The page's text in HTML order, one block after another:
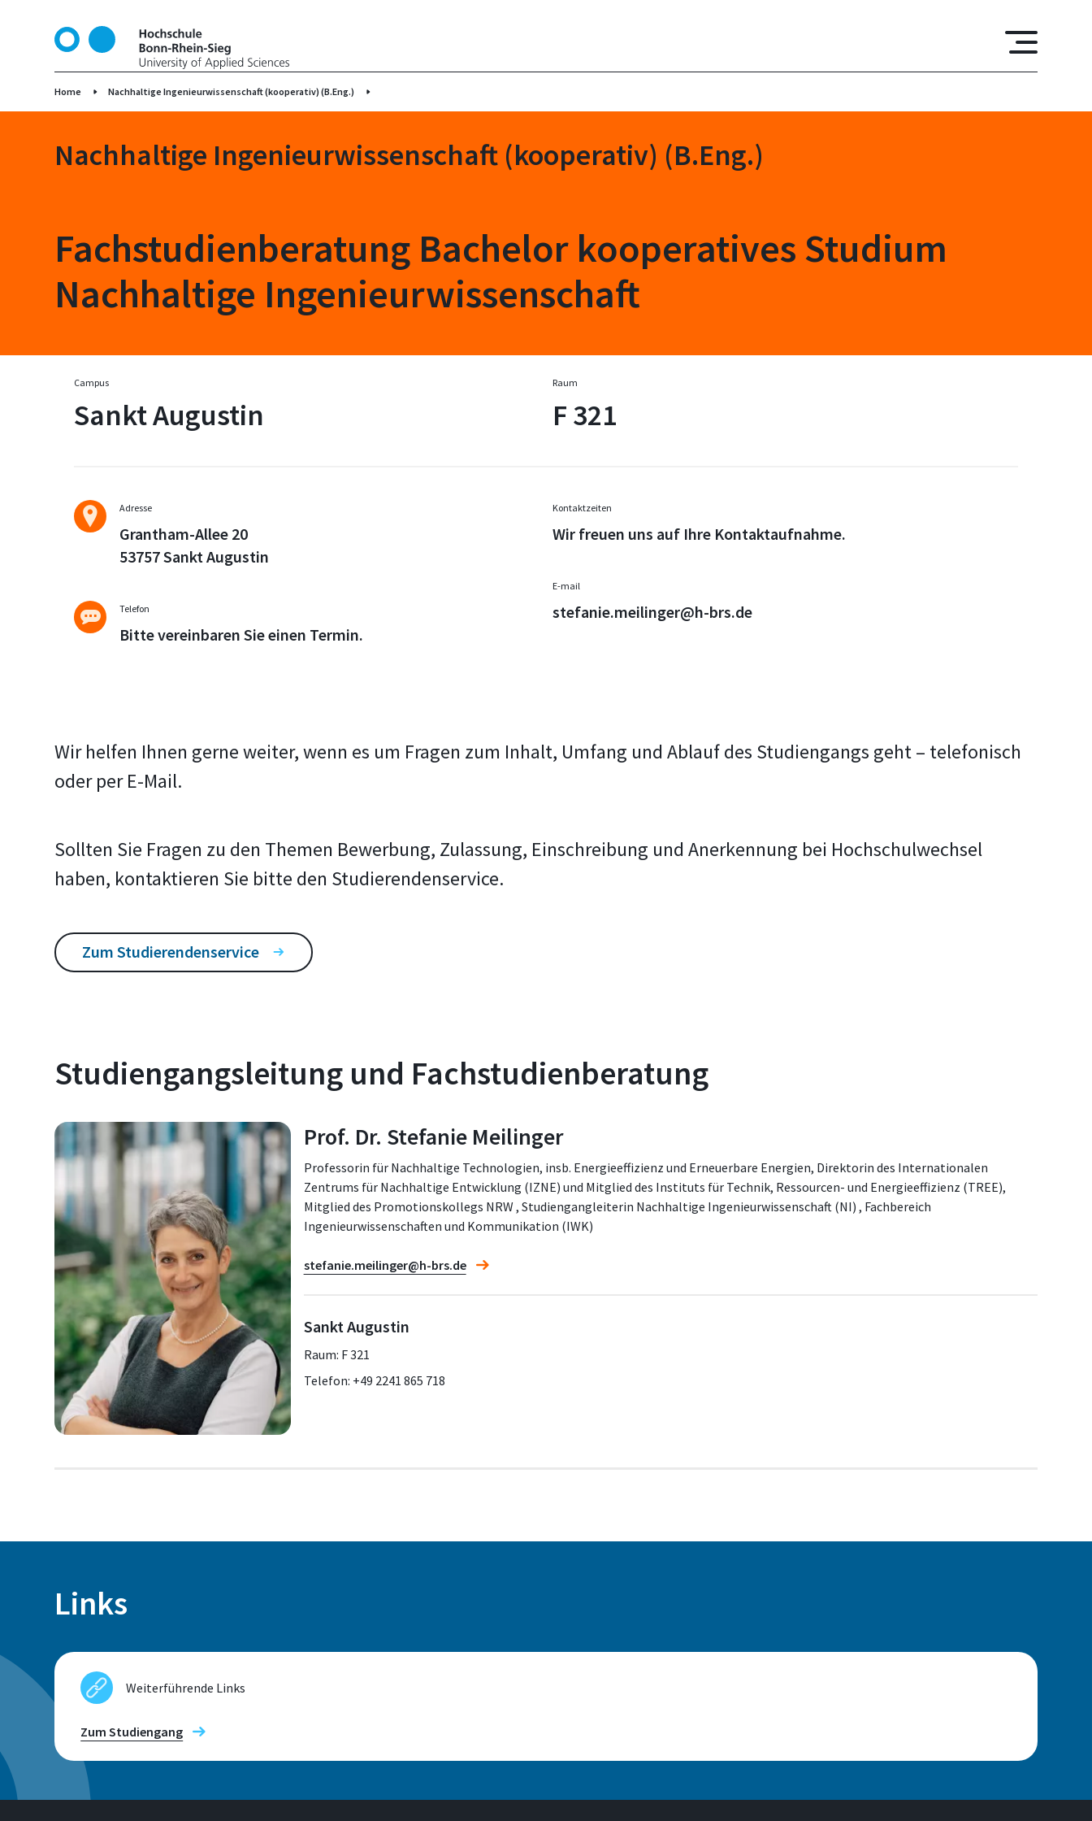
t
Home Nachhaltige Ingenieurwissenschaft (kooperativ) (B.Eng.)
Nachhaltige Ingenieurwissenschaft (kooperativ) (B.Eng.)
Fachstudienberatung Bachelor kooperatives Studium
Nachhaltige Ingenieurwissenschaft
Campus
Sankt Augustin
Raum
F 321
Adresse
Grantham-Allee 20
53757 Sankt Augustin
Telefon
Bitte vereinbaren Sie einen Termin.
Kontaktzeiten
Wir freuen uns auf Ihre Kontaktaufnahme.
E-mail
stefanie.meilinger@h-brs.de
Wir helfen Ihnen gerne weiter, wenn es um Fragen zum Inhalt, Umfang und Ablauf des Studiengangs geht – telefonisch
oder per E-Mail.
Sollten Sie Fragen zu den Themen Bewerbung, Zulassung, Einschreibung und Anerkennung bei Hochschulwechsel
haben, kontaktieren Sie bitte den Studierendenservice.
Zum Studierendenservice
Studiengangsleitung und Fachstudienberatung
Prof. Dr. Stefanie Meilinger
Professorin für Nachhaltige Technologien, insb. Energieeffizienz und Erneuerbare Energien, Direktorin des Internationalen
Zentrums für Nachhaltige Entwicklung (IZNE) und Mitglied des Instituts für Technik, Ressourcen- und Energieeffizienz (TREE),
Mitglied des Promotionskollegs NRW , Studiengangleiterin Nachhaltige Ingenieurwissenschaft (NI) , Fachbereich
Ingenieurwissenschaften und Kommunikation (IWK)
stefanie.meilinger@h-brs.de
Sankt Augustin
Raum: F 321
Telefon: +49 2241 865 718
Links
Weiterführende Links
Zum Studiengang